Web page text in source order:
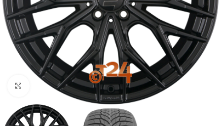
Zum Vergrößern klicken